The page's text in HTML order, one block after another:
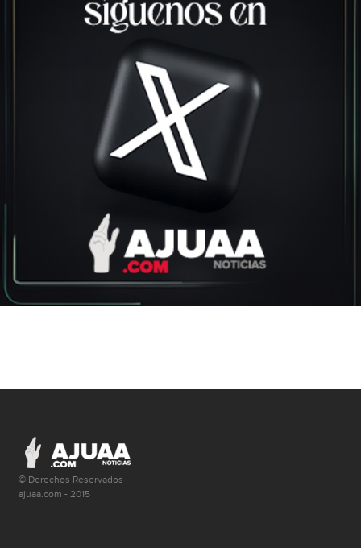
© Derechos Reservados
ajuaa.com - 2015